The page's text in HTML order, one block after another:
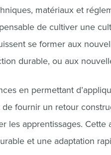
matériaux et
de cultiver une
se former aux
durable, ou aux
en permettant
fournir un retour
les apprentissages. Cette
et une adaptation